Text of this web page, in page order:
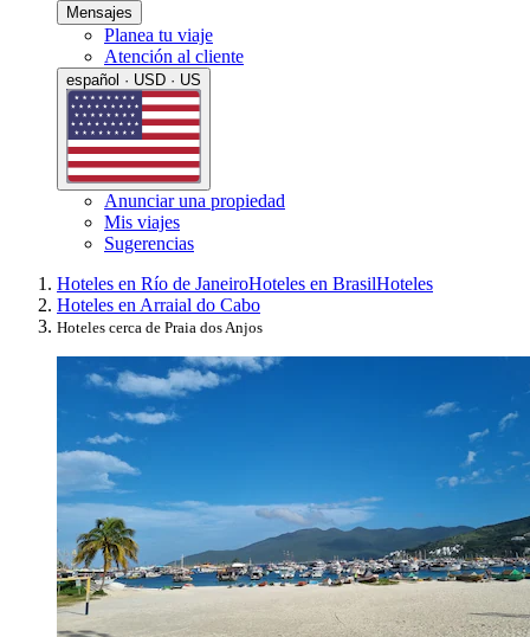
Mensajes
Planea tu viaje
Atención al cliente
español · USD · US
Anunciar una propiedad
Mis viajes
Sugerencias
Hoteles en Río de JaneiroHoteles en BrasilHoteles
Hoteles en Arraial do Cabo
Hoteles cerca de Praia dos Anjos